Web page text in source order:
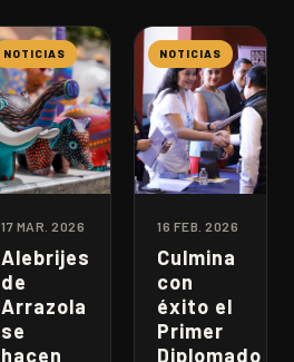
NOTICIAS
17 MAR. 2026
Alebrijes
de
Arrazola
se
hacen
NOTICIAS
16 FEB. 2026
Culmina
con
éxito el
Primer
Diplomado